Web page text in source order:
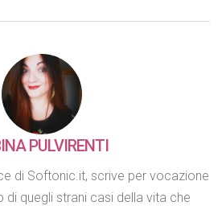
PULVIRENTI
di Softonic.it, scrive per vocazione
di quegli strani casi della vita che